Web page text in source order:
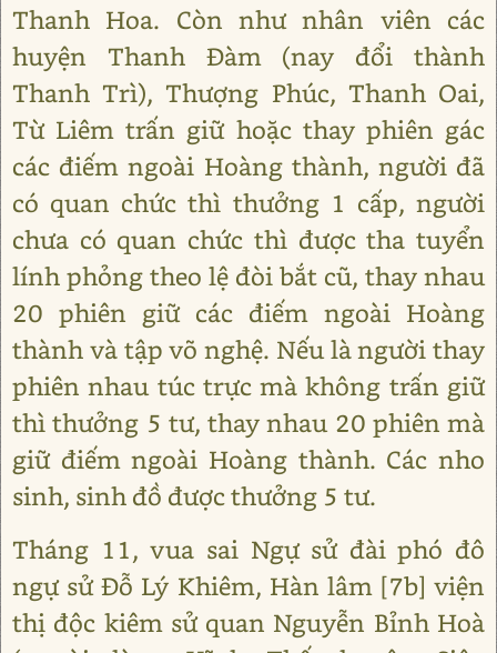
Thanh Hoa. Còn như nhân viên các
huyện Thanh Đàm (nay đổi thành
Thanh Trì), Thượng Phúc, Thanh Oai,
Từ Liêm trấn giữ hoặc thay phiên gác
các điếm ngoài Hoàng thành, người đã
có quan chức thì thưởng 1 cấp, người
chưa có quan chức thì được tha tuyển
lính phỏng theo lệ đòi bắt cũ, thay nhau
20 phiên giữ các điếm ngoài Hoàng
thành và tập võ nghệ. Nếu là người thay
phiên nhau túc trực mà không trấn giữ
thì thưởng 5 tư, thay nhau 20 phiên mà
giữ điếm ngoài Hoàng thành. Các nho
sinh, sinh đồ được thưởng 5 tư.
Tháng 11, vua sai Ngự sử đài phó đô
ngự sử Đỗ Lý Khiêm, Hàn lâm [7b] viện
thị độc kiêm sử quan Nguyễn Bỉnh Hoà